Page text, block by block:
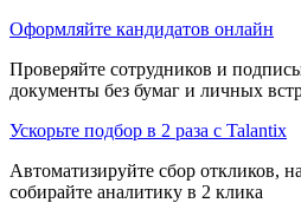
Оформляйте кандидатов онлайн
Проверяйте сотрудников и
документы без бумаг и личных
Ускорьте подбор в 2 раза с Talantix
Автоматизируйте сбор откликов,
собирайте аналитику в 2 клика